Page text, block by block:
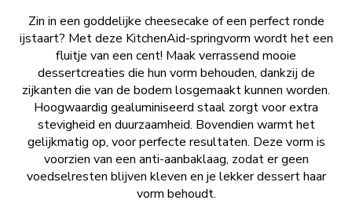
Zin in een goddelijke cheesecake of een perfect ronde
ijstaart? Met deze KitchenAid-springvorm wordt het een
fluitje van een cent! Maak verrassend mooie
dessertcreaties die hun vorm behouden, dankzij de
zijkanten die van de bodem losgemaakt kunnen worden.
Hoogwaardig gealuminiseerd staal zorgt voor extra
stevigheid en duurzaamheid. Bovendien warmt het
gelijkmatig op, voor perfecte resultaten. Deze vorm is
voorzien van een anti-aanbaklaag, zodat er geen
voedselresten blijven kleven en je lekker dessert haar
vorm behoudt.